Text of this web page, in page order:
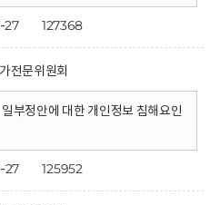
27 127368
전문위원회
부정안에 대한 개인정보 침해요인
27 125952